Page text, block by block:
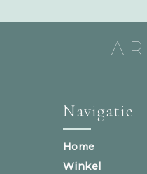
Navigatie
Home
Winkel